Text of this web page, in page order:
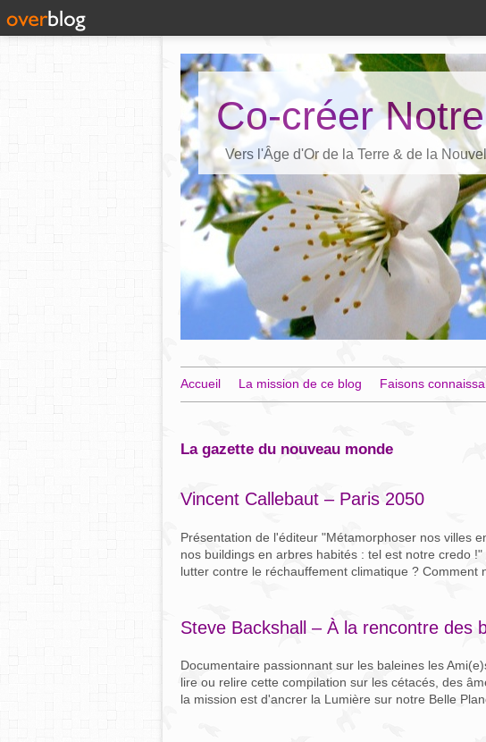
Co-créer
Vers l'Âge d'Or de la Terre & de la
Accueil La mission de ce blog Faisons
la gazette du nouveau monde
Vincent Callebaut – Paris 2050
Présentation de l'éditeur "Métamorphoser nos villes
nos buildings en arbres habités : tel est notre credo
lutter contre le réchauffement climatique ? Comment
Steve Backshall – À la rencontre des
Documentaire passionnant sur les baleines les
lire ou relire cette compilation sur les cétacés, des
la mission est d'ancrer la Lumière sur notre Belle